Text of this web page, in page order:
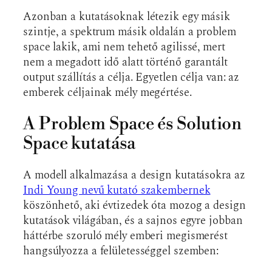
Azonban a kutatásoknak létezik egy másik
szintje, a spektrum másik oldalán a problem
space lakik, ami nem tehető agilissé, mert
nem a megadott idő alatt történő garantált
output szállítás a célja. Egyetlen célja van: az
emberek céljainak mély megértése.
A Problem Space és Solution
Space kutatása
A modell alkalmazása a design kutatásokra az
Indi Young nevű kutató szakembernek
köszönhető, aki évtizedek óta mozog a design
kutatások világában, és a sajnos egyre jobban
háttérbe szoruló mély emberi megismerést
hangsúlyozza a felületességgel szemben: